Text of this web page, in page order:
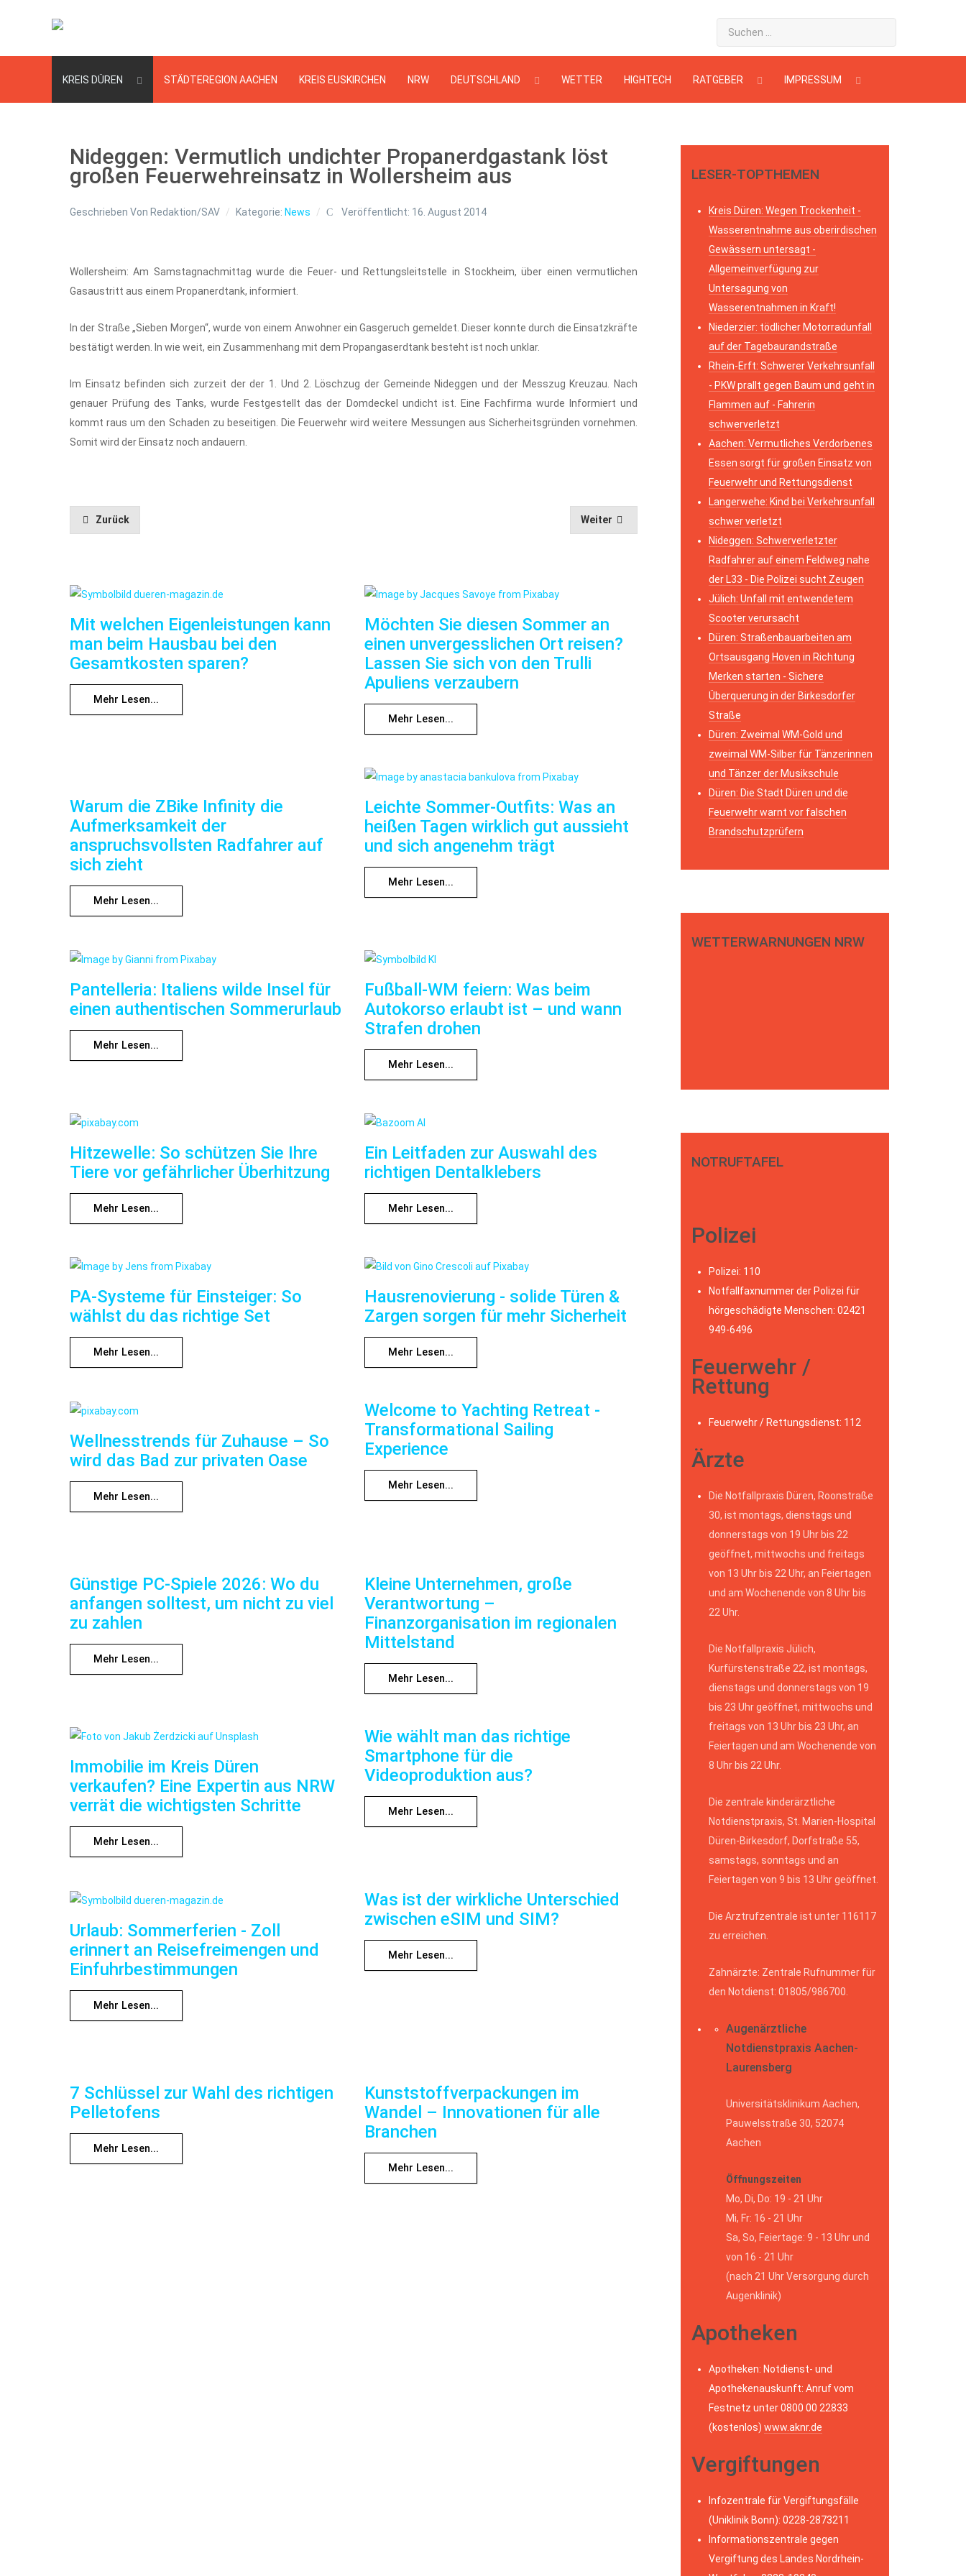
KREIS DÜREN STÄDTEREGION AACHEN KREIS EUSKIRCHEN NRW DEUTSCHLAND WETTER HIGHTECH RATGEBER IMPRESSUM
Nideggen: Vermutlich undichter Propanerdgastank löst
großen Feuerwehreinsatz in Wollersheim aus
Geschrieben Von Redaktion/SAV Kategorie: News Veröffentlicht: 16. August 2014
Wollersheim: Am Samstagnachmittag wurde die Feuer- und Rettungsleitstelle in Stockheim, über einen vermutlichen
Gasaustritt aus einem Propanerdtank, informiert.
In der Straße „Sieben Morgen“, wurde von einem Anwohner ein Gasgeruch gemeldet. Dieser konnte durch die Einsatzkräfte
bestätigt werden. In wie weit, ein Zusammenhang mit dem Propangaserdtank besteht ist noch unklar.
Im Einsatz befinden sich zurzeit der der 1. Und 2. Löschzug der Gemeinde Nideggen und der Messzug Kreuzau. Nach
genauer Prüfung des Tanks, wurde Festgestellt das der Domdeckel undicht ist. Eine Fachfirma wurde Informiert und
kommt raus um den Schaden zu beseitigen. Die Feuerwehr wird weitere Messungen aus Sicherheitsgründen vornehmen.
Somit wird der Einsatz noch andauern.
Zurück Weiter
Mit welchen Eigenleistungen kann
man beim Hausbau bei den
Gesamtkosten sparen?
Mehr Lesen...
Möchten Sie diesen Sommer an
einen unvergesslichen Ort reisen?
Lassen Sie sich von den Trulli
Apuliens verzaubern
Mehr Lesen...
Warum die ZBike Infinity die
Aufmerksamkeit der
anspruchsvollsten Radfahrer auf
sich zieht
Mehr Lesen...
Leichte Sommer-Outfits: Was an
heißen Tagen wirklich gut aussieht
und sich angenehm trägt
Mehr Lesen...
Pantelleria: Italiens wilde Insel für
einen authentischen Sommerurlaub
Mehr Lesen...
Fußball-WM feiern: Was beim
Autokorso erlaubt ist – und wann
Strafen drohen
Mehr Lesen...
Hitzewelle: So schützen Sie Ihre
Tiere vor gefährlicher Überhitzung
Mehr Lesen...
Ein Leitfaden zur Auswahl des
richtigen Dentalklebers
Mehr Lesen...
PA-Systeme für Einsteiger: So
wählst du das richtige Set
Mehr Lesen...
Hausrenovierung - solide Türen &
Zargen sorgen für mehr Sicherheit
Mehr Lesen...
Wellnesstrends für Zuhause – So
wird das Bad zur privaten Oase
Mehr Lesen...
Welcome to Yachting Retreat -
Transformational Sailing
Experience
Mehr Lesen...
Günstige PC-Spiele 2026: Wo du
anfangen solltest, um nicht zu viel
zu zahlen
Mehr Lesen...
Kleine Unternehmen, große
Verantwortung –
Finanzorganisation im regionalen
Mittelstand
Mehr Lesen...
Immobilie im Kreis Düren
verkaufen? Eine Expertin aus NRW
verrät die wichtigsten Schritte
Mehr Lesen...
Wie wählt man das richtige
Smartphone für die
Videoproduktion aus?
Mehr Lesen...
Urlaub: Sommerferien - Zoll
erinnert an Reisefreimengen und
Einfuhrbestimmungen
Mehr Lesen...
Was ist der wirkliche Unterschied
zwischen eSIM und SIM?
Mehr Lesen...
7 Schlüssel zur Wahl des richtigen
Pelletofens
Mehr Lesen...
Kunststoffverpackungen im
Wandel – Innovationen für alle
Branchen
Mehr Lesen...
LESER-TOPTHEMEN
Kreis Düren: Wegen Trockenheit -
Wasserentnahme aus oberirdischen
Gewässern untersagt -
Allgemeinverfügung zur
Untersagung von
Wasserentnahmen in Kraft!
Niederzier: tödlicher Motorradunfall
auf der Tagebaurandstraße
Rhein-Erft: Schwerer Verkehrsunfall
- PKW prallt gegen Baum und geht in
Flammen auf - Fahrerin
schwerverletzt
Aachen: Vermutliches Verdorbenes
Essen sorgt für großen Einsatz von
Feuerwehr und Rettungsdienst
Langerwehe: Kind bei Verkehrsunfall
schwer verletzt
Nideggen: Schwerverletzter
Radfahrer auf einem Feldweg nahe
der L33 - Die Polizei sucht Zeugen
Jülich: Unfall mit entwendetem
Scooter verursacht
Düren: Straßenbauarbeiten am
Ortsausgang Hoven in Richtung
Merken starten - Sichere
Überquerung in der Birkesdorfer
Straße
Düren: Zweimal WM-Gold und
zweimal WM-Silber für Tänzerinnen
und Tänzer der Musikschule
Düren: Die Stadt Düren und die
Feuerwehr warnt vor falschen
Brandschutzprüfern
WETTERWARNUNGEN NRW
NOTRUFTAFEL
Polizei
Polizei: 110
Notfallfaxnummer der Polizei für
hörgeschädigte Menschen: 02421
949-6496
Feuerwehr /
Rettung
Feuerwehr / Rettungsdienst: 112
Ärzte
Die Notfallpraxis Düren, Roonstraße
30, ist montags, dienstags und
donnerstags von 19 Uhr bis 22
geöffnet, mittwochs und freitags
von 13 Uhr bis 22 Uhr, an Feiertagen
und am Wochenende von 8 Uhr bis
22 Uhr.
Die Notfallpraxis Jülich,
Kurfürstenstraße 22, ist montags,
dienstags und donnerstags von 19
bis 23 Uhr geöffnet, mittwochs und
freitags von 13 Uhr bis 23 Uhr, an
Feiertagen und am Wochenende von
8 Uhr bis 22 Uhr.
Die zentrale kinderärztliche
Notdienstpraxis, St. Marien-Hospital
Düren-Birkesdorf, Dorfstraße 55,
samstags, sonntags und an
Feiertagen von 9 bis 13 Uhr geöffnet.
Die Arztrufzentrale ist unter 116117
zu erreichen.
Zahnärzte: Zentrale Rufnummer für
den Notdienst: 01805/986700.
Augenärztliche
Notdienstpraxis Aachen-
Laurensberg
Universitätsklinikum Aachen,
Pauwelsstraße 30, 52074
Aachen
Öffnungszeiten
Mo, Di, Do: 19 - 21 Uhr
Mi, Fr: 16 - 21 Uhr
Sa, So, Feiertage: 9 - 13 Uhr und
von 16 - 21 Uhr
(nach 21 Uhr Versorgung durch
Augenklinik)
Apotheken
Apotheken: Notdienst- und
Apothekenauskunft: Anruf vom
Festnetz unter 0800 00 22833
(kostenlos) www.aknr.de
Vergiftungen
Infozentrale für Vergiftungsfälle
(Uniklinik Bonn): 0228-2873211
Informationszentrale gegen
Vergiftung des Landes Nordrhein-